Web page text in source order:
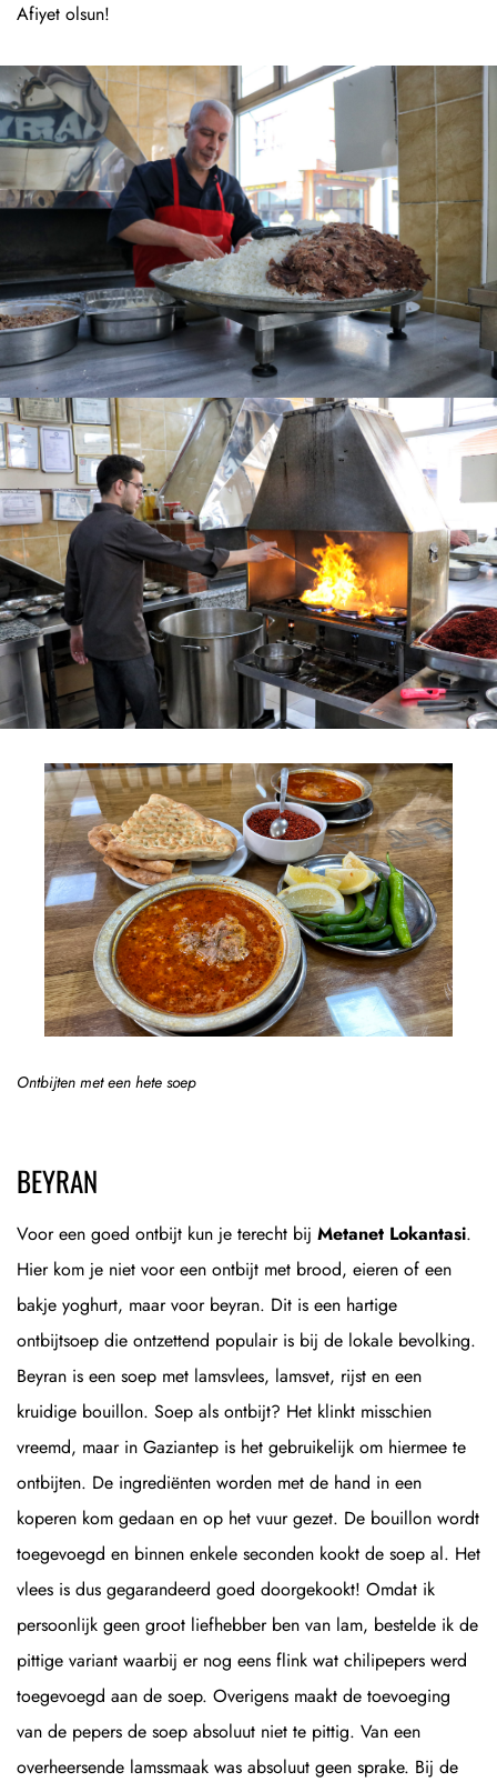
Afiyet olsun!
Ontbijten met een hete soep
BEYRAN
Voor een goed ontbijt kun je terecht bij Metanet Lokantasi.
Hier kom je niet voor een ontbijt met brood, eieren of een
bakje yoghurt, maar voor beyran. Dit is een hartige
ontbijtsoep die ontzettend populair is bij de lokale bevolking.
Beyran is een soep met lamsvlees, lamsvet, rijst en een
kruidige bouillon. Soep als ontbijt? Het klinkt misschien
vreemd, maar in Gaziantep is het gebruikelijk om hiermee te
ontbijten. De ingrediënten worden met de hand in een
koperen kom gedaan en op het vuur gezet. De bouillon wordt
toegevoegd en binnen enkele seconden kookt de soep al. Het
vlees is dus gegarandeerd goed doorgekookt! Omdat ik
persoonlijk geen groot liefhebber ben van lam, bestelde ik de
pittige variant waarbij er nog eens flink wat chilipepers werd
toegevoegd aan de soep. Overigens maakt de toevoeging
van de pepers de soep absoluut niet te pittig. Van een
overheersende lamssmaak was absoluut geen sprake. Bij de